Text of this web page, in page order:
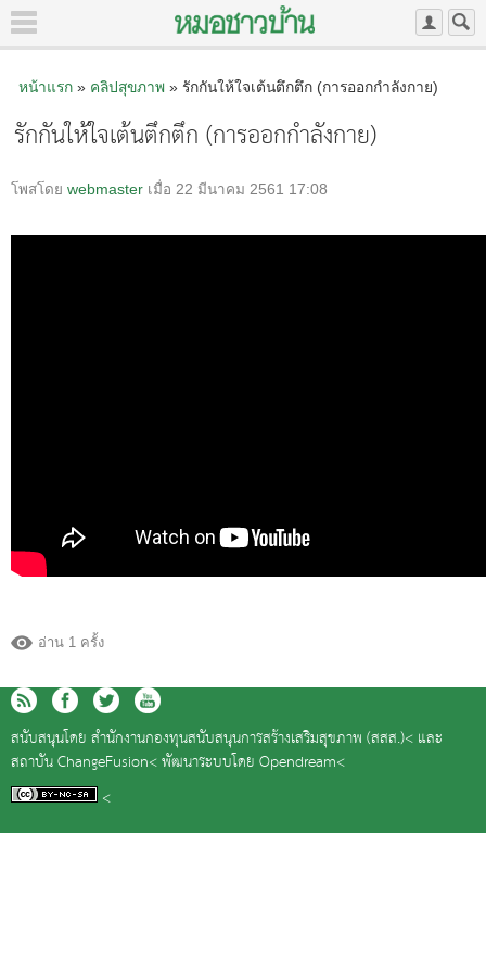
หน้าแรก» คลิปสุขภาพ» รักกันให้ใจเต้นตึกตึก (การออกกำลังกาย)
รักกันให้ใจเต้นตึกตึก (การออกกำลังกาย)
โพสโดย webmaster เมื่อ 22 มีนาคม 2561 17:08
อ่าน 1 ครั้ง
สนับสนุนโดย สำนักงานกองทุนสนับสนุนการสร้างเสริมสุขภาพ (สสส.)< และ
สถาบัน ChangeFusion<พัฒนาระบบโดย Opendream<
<